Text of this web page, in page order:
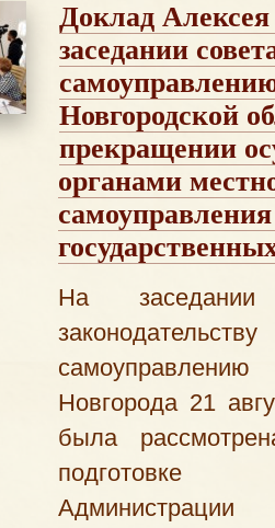
Доклад
заседании
Новгородской
прекращении
органами
На
Новгорода 21
была
подготовке